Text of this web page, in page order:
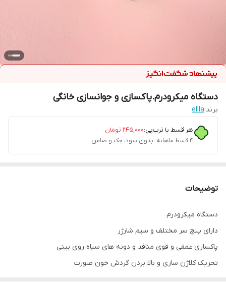
دستگاه میکرودرم.پاکسازی و جوانسازی خانگی
برند:ellla
هر قسط با ترب‌پی:۲۴۵٬۰۰۰ تومان
۴ قسط ماهانه. بدون سود، چک و ضامن.
توضیحات
دستگاه میکرودرم
دارای پنج سر مختلف و سیم شارژر
پاکسازی عمقی و قوی منافذ و دونه های سیاه روی بینی
تحریک کلاژن سازی و بالا بردن گردش خون صورت